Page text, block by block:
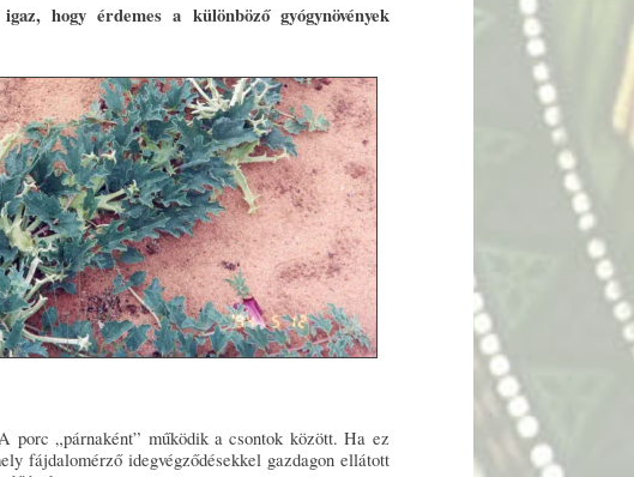
hogy érdemes a különböző gyógynövények
porc „párnaként” működik a csontok között. Ha ez
fájdalomérző idegvégződésekkel gazdagon ellátott